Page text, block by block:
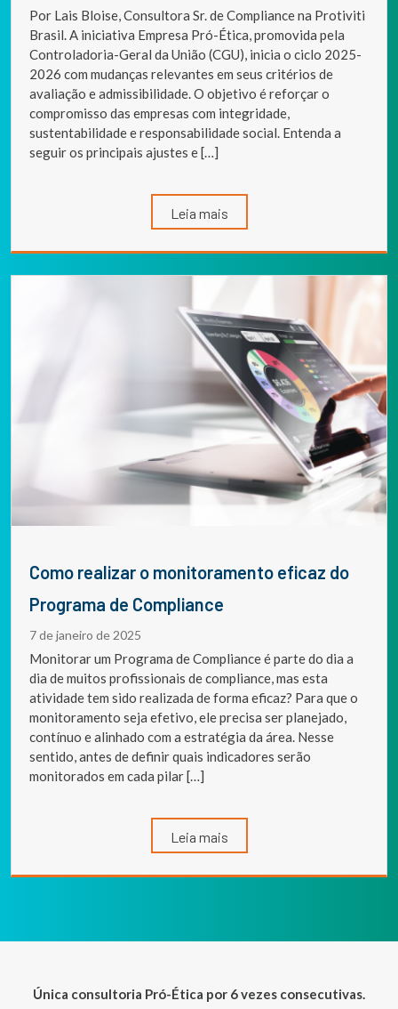
Por Lais Bloise, Consultora Sr. de Compliance na Protiviti
Brasil. A iniciativa Empresa Pró-Ética, promovida pela
Controladoria-Geral da União (CGU), inicia o ciclo 2025-
2026 com mudanças relevantes em seus critérios de
avaliação e admissibilidade. O objetivo é reforçar o
compromisso das empresas com integridade,
sustentabilidade e responsabilidade social. Entenda a
seguir os principais ajustes e […]
Leia mais
Como realizar o monitoramento eficaz do
Programa de Compliance
7 de janeiro de 2025
Monitorar um Programa de Compliance é parte do dia a
dia de muitos profissionais de compliance, mas esta
atividade tem sido realizada de forma eficaz? Para que o
monitoramento seja efetivo, ele precisa ser planejado,
contínuo e alinhado com a estratégia da área. Nesse
sentido, antes de definir quais indicadores serão
monitorados em cada pilar […]
Leia mais
Única consultoria Pró-Ética por 6 vezes consecutivas.